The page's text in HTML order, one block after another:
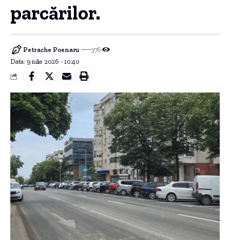
parcărilor.
Data: 9 iulie 2026 - 10:40
Petrache Poenaru 376